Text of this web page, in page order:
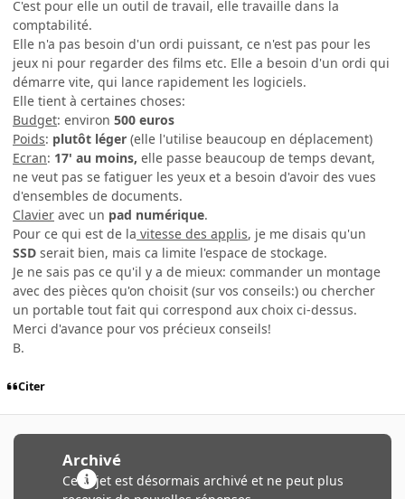
C'est pour elle un outil de travail, elle travaille dans la
comptabilité.
Elle n'a pas besoin d'un ordi puissant, ce n'est pas pour les
jeux ni pour regarder des films etc. Elle a besoin d'un ordi qui
démarre vite, qui lance rapidement les logiciels.
Elle tient à certaines choses:
Budget: environ 500 euros
Poids: plutôt léger (elle l'utilise beaucoup en déplacement)
Ecran: 17' au moins, elle passe beaucoup de temps devant,
ne veut pas se fatiguer les yeux et a besoin d'avoir des vues
d'ensembles de documents.
Clavier avec un pad numérique.
Pour ce qui est de la vitesse des applis, je me disais qu'un
SSD serait bien, mais ca limite l'espace de stockage.
Je ne sais pas ce qu'il y a de mieux: commander un montage
avec des pièces qu'on choisit (sur vos conseils:) ou chercher
un portable tout fait qui correspond aux choix ci-dessus.
Merci d'avance pour vos précieux conseils!
B.
Citer
Archivé
Ce sujet est désormais archivé et ne peut plus